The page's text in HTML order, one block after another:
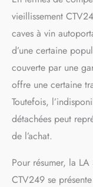
vieillissement
caves à vin
d’une certaine
couverte par une
offre une certaine
Toutefois,
détachées peut
de l’achat.
Pour résumer, la
CTV249 se